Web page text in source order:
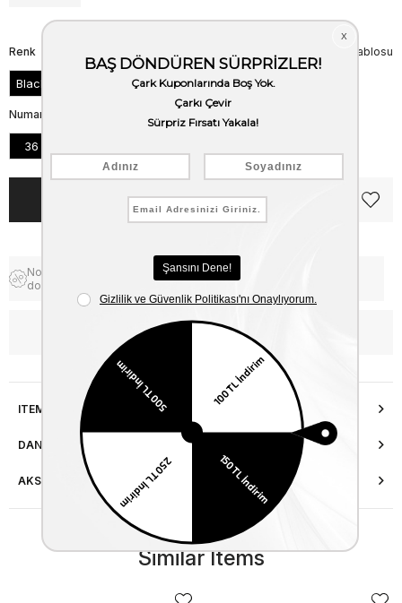
Beden Tablosu
Renk
Black
Numara
36
Notify me when the price goes
down
WhatsApp’tan Bilgi Al
ITEM FEATURES
DANIŞMA HATTI
AKSESUAR ONARIMI
Similar Items